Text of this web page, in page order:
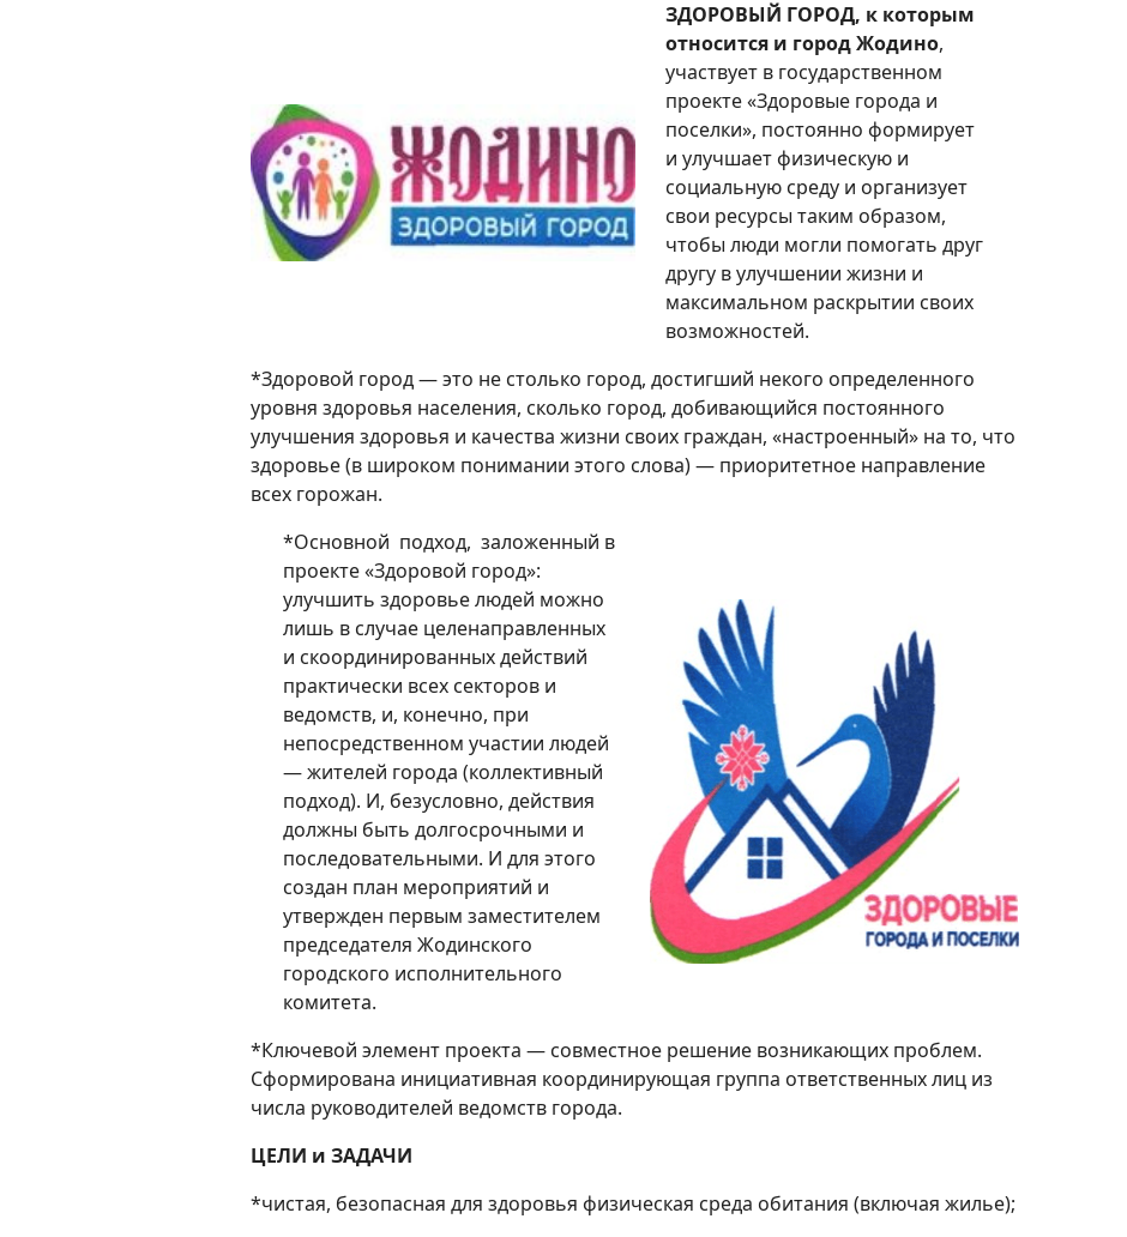
ЗДОРОВЫЙ ГОРОД, к которым
относится и город Жодино,
участвует в государственном
проекте «Здоровые города и
поселки», постоянно формирует
и улучшает физическую и
социальную среду и организует
свои ресурсы таким образом,
чтобы люди могли помогать друг
другу в улучшении жизни и
максимальном раскрытии своих
возможностей.
*Здоровой город — это не столько город, достигший некого определенного
уровня здоровья населения, сколько город, добивающийся постоянного
улучшения здоровья и качества жизни своих граждан, «настроенный» на то, что
здоровье (в широком понимании этого слова) — приоритетное направление
всех горожан.
*Основной подход, заложенный в
проекте «Здоровой город»:
улучшить здоровье людей можно
лишь в случае целенаправленных
и скоординированных действий
практически всех секторов и
ведомств, и, конечно, при
непосредственном участии людей
— жителей города (коллективный
подход). И, безусловно, действия
должны быть долгосрочными и
последовательными. И для этого
создан план мероприятий и
утвержден первым заместителем
председателя Жодинского
городского исполнительного
комитета.
*Ключевой элемент проекта — совместное решение возникающих проблем.
Сформирована инициативная координирующая группа ответственных лиц из
числа руководителей ведомств города.
ЦЕЛИ и ЗАДАЧИ
*чистая, безопасная для здоровья физическая среда обитания (включая жилье);